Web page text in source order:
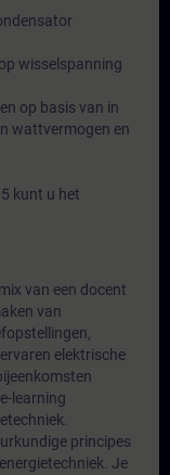
wisselspanning
op basis van in
wattvermogen en
kunt u het
van een docent
van
elektrische
learning
principes
Je